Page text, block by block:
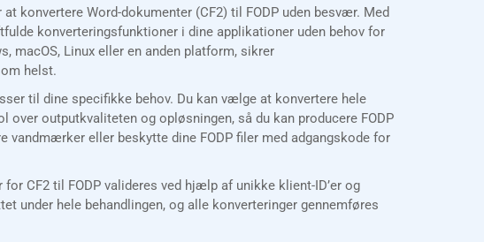
konvertere Word-dokumenter (CF2) til FODP uden besvær. Med
konverteringsfunktioner i dine applikationer uden behov for
macOS, Linux eller en anden platform, sikrer
helst.
til dine specifikke behov. Du kan vælge at konvertere hele
outputkvaliteten og opløsningen, så du kan producere FODP
eller beskytte dine FODP filer med adgangskode for
CF2 til FODP valideres ved hjælp af unikke klient-ID’er og
under hele behandlingen, og alle konverteringer gennemføres